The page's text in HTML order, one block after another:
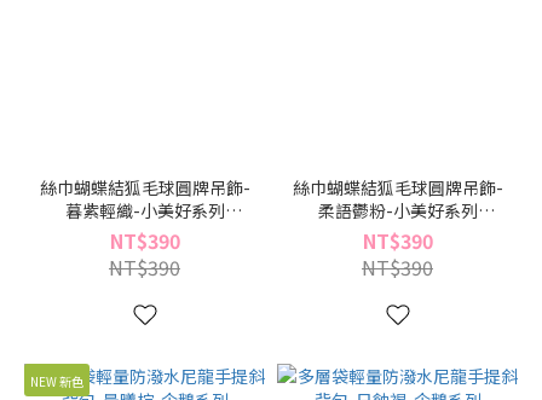
絲巾蝴蝶結狐毛球圓牌吊飾-
暮紫輕織-小美好系列
(BC96494-24)
NT$390
NT$390
絲巾蝴蝶結狐毛球圓牌吊飾-
柔語鬱粉-小美好系列
(BC96494-09)
NT$390
NT$390
NEW 新色